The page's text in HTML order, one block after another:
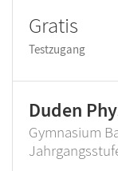
Gratis
Testzugang
Duden
Gymnasium